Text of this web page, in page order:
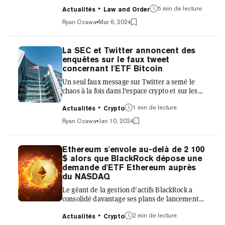
ainsi qu'une amende de 275 000 $ pour régler
les allégations de la Securities and Exchange
Commission (SEC) des États-Unis selon
lesquelles elle permettait aux utilisateurs de
trader des jetons numériques sans s'inscrire
en tant que courtier ou échange. Le règlement,
annoncé lundi, met fin à une enquête de
longue date de la SEC pour déterminer si le
comportement...
Actualités Law and Order
5 min de lecture
Ryan Ozawa Mar 6, 2024
La SEC et Twitter annoncent des
enquêtes sur le faux tweet
concernant l'ETF Bitcoin
Un seul faux message sur Twitter a semé le
chaos à la fois dans l'espace crypto et sur les
and Exchange Commission (Commission des
opérations de bourse) ainsi que Twitter lui-
même cherchent à savoir ce qui s'est passé.
«La SEC a déterminé qu'il y a eu un accès non
autorisé et une activité sur le compte
@SECGov x.com par une partie inconnue
pendant une courte période de temps peu
après 16h00 ET», a déclaré la commission à
Decrypt. «Cet accès non aut...
Actualités Crypto
1 min de lecture
Ryan Ozawa Jan 10, 2024
Ethereum s'envole au-delà de 2 100
$ alors que BlackRock dépose une
demande d'ETF Ethereum auprès
du NASDAQ
Le géant de la gestion d'actifs BlackRock a
consolidé davantage ses plans de lancement
Ethereum. Dans un dépôt auprès de la bourse
Actualités Crypto
2 min de lecture